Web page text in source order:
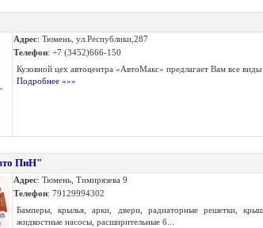
Адрес: Тюмень, ул.Республики,287
Телефон: +7 (3452)666-150
Кузовной цех автоцентра «АвтоМакс» предлагает Вам все
Подробнее »»»
ПиН"
Адрес: Тюмень, Тимирязева 9
Телефон: 79129994302
Бамперы, крылья, арки, двери, радиаторные решетки,
жидкостные насосы, расширительные б...